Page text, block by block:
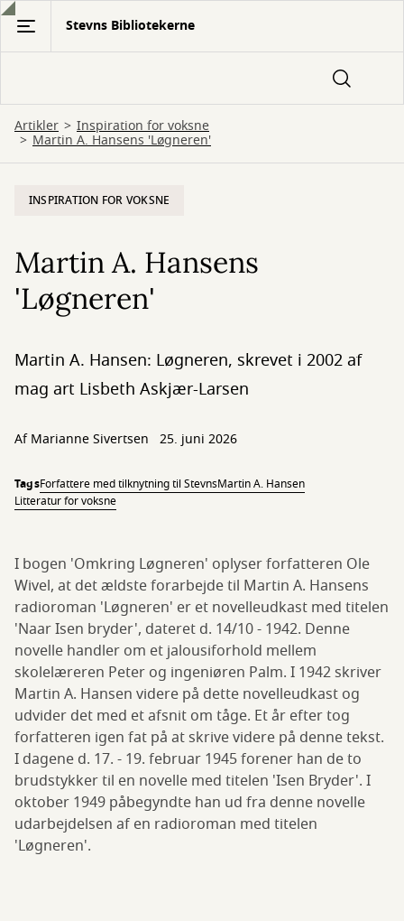
Gå
hovedindhold
Stevns Bibliotekerne
Artikler Inspiration for voksne
Martin A. Hansens 'Løgneren'
INSPIRATION FOR VOKSNE
Martin A. Hansens
'Løgneren'
Martin A. Hansen: Løgneren, skrevet i 2002 af
mag art Lisbeth Askjær-Larsen
AfMarianne Sivertsen 25. juni 2026
TagsForfattere med tilknytning til StevnsMartin A. Hansen
Litteratur for voksne
I bogen 'Omkring Løgneren' oplyser forfatteren Ole
Wivel, at det ældste forarbejde til Martin A. Hansens
radioroman 'Løgneren' er et novelleudkast med titelen
'Naar Isen bryder', dateret d. 14/10 - 1942. Denne
novelle handler om et jalousiforhold mellem
skolelæreren Peter og ingeniøren Palm. I 1942 skriver
Martin A. Hansen videre på dette novelleudkast og
udvider det med et afsnit om tåge. Et år efter tog
forfatteren igen fat på at skrive videre på denne tekst.
I dagene d. 17. - 19. februar 1945 forener han de to
brudstykker til en novelle med titelen 'Isen Bryder'. I
oktober 1949 påbegyndte han ud fra denne novelle
udarbejdelsen af en radioroman med titelen
'Løgneren'.